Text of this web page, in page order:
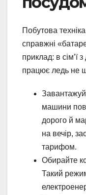
Побутова
справжні
приклад: в сім’ї
працює ледь не
машини
дорого й
на вечір,
тарифом.
Обирайте
Такий